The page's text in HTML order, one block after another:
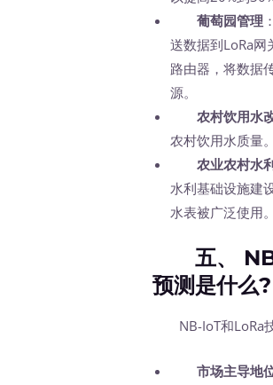
葡萄园管理
送数据到LoRa
路由器，将数据
源。
农村饮用水
农村饮用水质量
农业农村水
水利基础设施建
水表被广泛使用。
五、 NB-
预测是什么?
NB-IoT和LoRa技
市场主导地